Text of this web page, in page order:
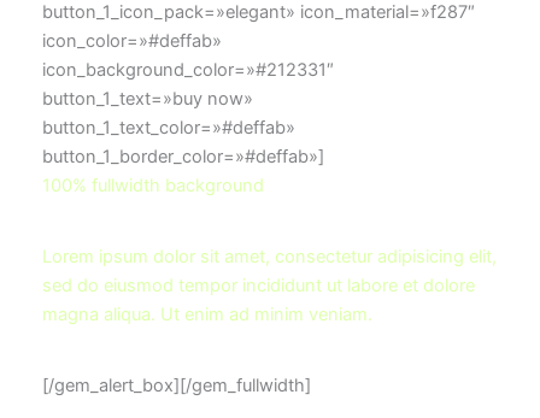
button_1_icon_pack=»elegant» icon_material=»f287″
icon_color=»#deffab»
icon_background_color=»#212331″
button_1_text=»buy now»
button_1_text_color=»#deffab»
button_1_border_color=»#deffab»]
100% fullwidth background
Lorem ipsum dolor sit amet, consectetur adipisicing elit,
sed do eiusmod tempor incididunt ut labore et dolore
magna aliqua. Ut enim ad minim veniam.
[/gem_alert_box][/gem_fullwidth]